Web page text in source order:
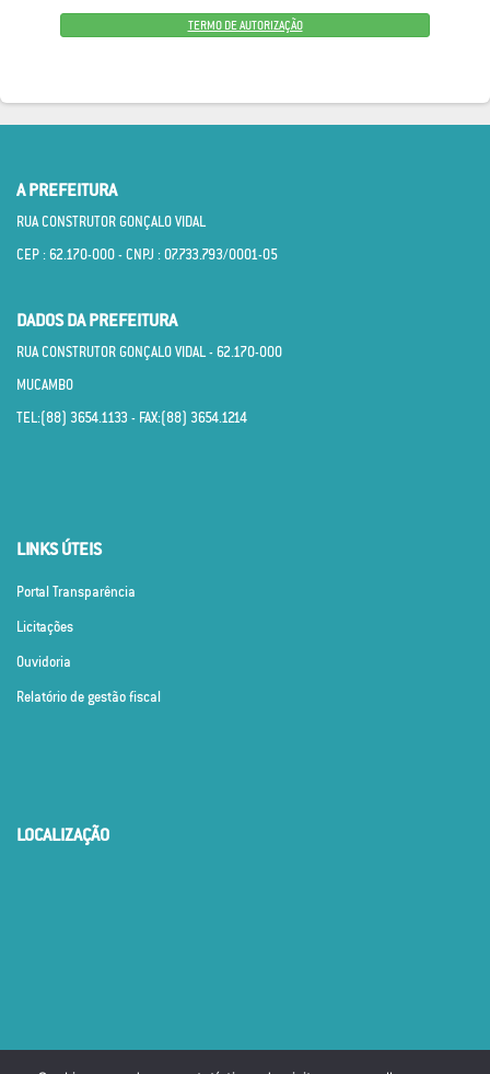
TERMO DE AUTORIZAÇÃO
A PREFEITURA
RUA CONSTRUTOR GONÇALO VIDAL
CEP : 62.170­-000 - CNPJ : 07.733.793/0001­-05
DADOS DA PREFEITURA
RUA CONSTRUTOR GONÇALO VIDAL - 62.170­-000
MUCAMBO
TEL:(88) 3654.1133 - FAX:(88) 3654.1214
LINKS ÚTEIS
Portal Transparência
Licitações
Ouvidoria
Relatório de gestão fiscal
LOCALIZAÇÃO